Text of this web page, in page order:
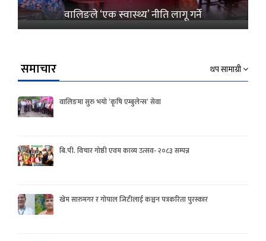
वालिङले ‘एक स्वास्थ्य’ नीति लागू गर्ने
समाचार थप सामाग्री
वालिङमा सुरु भयो ‘कृषि एम्बुलेन्स’ सेवा
बि.पी. विचार गोष्ठी एवम काव्य उत्सव- २०८३ सम्पन्न
खेम सारुमगर र गोपाल जिटीलाई कञ्चन पत्रकरिता पुरस्कार